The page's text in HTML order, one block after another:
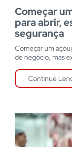
Começar
para abrir,
segurança
Começar um
de negócio, mas
Continue